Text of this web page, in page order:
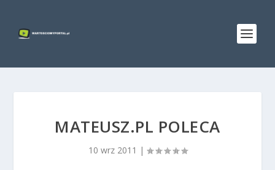
MATEUSZ.PL POLECA
10 wrz 2011 |